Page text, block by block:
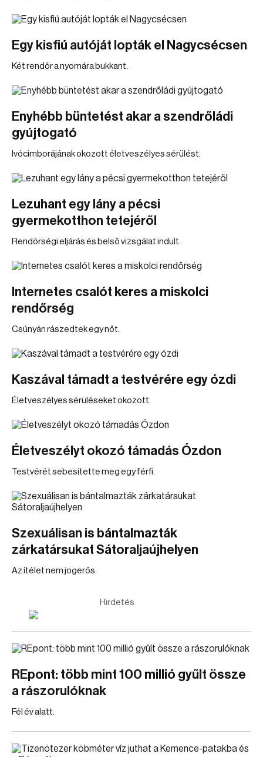
Egy kisfiú autóját lopták el Nagycsécsen
Két rendőr a nyomára bukkant.
Enyhébb büntetést akar a szendrőládi
gyújtogató
Ivócimborájának okozott életveszélyes sérülést.
Lezuhant egy lány a pécsi
gyermekotthon tetejéről
Rendőrségi eljárás és belső vizsgálat indult.
Internetes csalót keres a miskolci
rendőrség
Csúnyán rászedtek egy nőt.
Kaszával támadt a testvérére egy ózdi
Életveszélyes sérüléseket okozott.
Életveszélyt okozó támadás Ózdon
Testvérét sebesítette meg egy férfi.
Szexuálisan is bántalmazták
zárkatársukat Sátoraljaújhelyen
Az ítélet nem jogerős.
Hirdetés
REpont: több mint 100 millió gyűlt össze
a rászorulóknak
Fél év alatt.